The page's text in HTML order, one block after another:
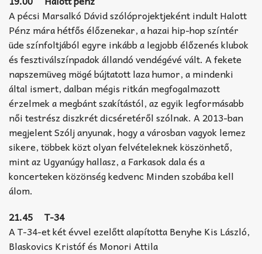
A pécsi Marsalkó Dávid szólóprojektjeként indult Halott
Pénz mára hétfős élőzenekar, a hazai hip-hop színtér
üde színfoltjából egyre inkább a legjobb élőzenés klubok
és fesztiválszínpadok állandó vendégévé vált. A fekete
napszemüveg mögé bújtatott laza humor, a mindenki
által ismert, dalban mégis ritkán megfogalmazott
érzelmek a megbánt szakítástól, az egyik legformásabb
női testrész diszkrét dicséretéről szólnak. A 2013-ban
megjelent Szólj anyunak, hogy a városban vagyok lemez
sikere, többek közt olyan felvételeknek köszönhető,
mint az Ugyanúgy hallasz, a Farkasok dala és a
koncerteken közönség kedvenc Minden szobába kell
álom.
21.45 T-34
A T-34-et két évvel ezelőtt alapította Benyhe Kis László,
Blaskovics Kristóf és Monori Attila